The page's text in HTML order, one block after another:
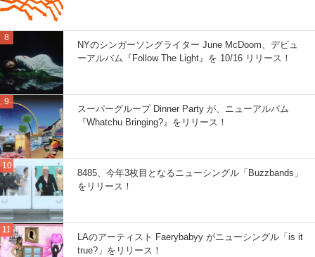
NYのシンガーソングライター June McDoom、デビュ
ーアルバム『Follow The Light』を 10/16 リリース！
スーパーグループ Dinner Party が、ニューアルバム
『Whatchu Bringing?』をリリース！
8485、今年3枚目となるニューシングル「Buzzbands」
をリリース！
LAのアーティスト Faerybabyy がニューシングル「is it
true?」をリリース！